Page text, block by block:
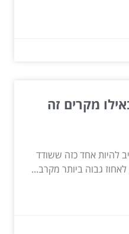
מקרים זה
להיות אחד כזה ששודד
גבוה ביותר מקרב...